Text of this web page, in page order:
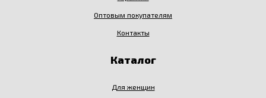
Оптовым покупателям
Контакты
Каталог
Для женщин